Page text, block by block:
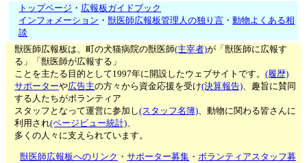
トップページ ・ 広報板ガイドブック
インフォメーション ・獣医師広報板管理人の独り言 ・動物よくある相
談
獣医師広報板は、町の犬猫病院の獣医師(主宰者)が「獣医師に広報す
る」「獣医師が広報する」
ことを主たる目的として1997年に開設したウェブサイトです。(履歴)
サポーターや広告主の方々から資金応援を受け(決算報告)、趣旨に賛同
する人たちがボランティア
スタッフとなって運営に参加し(スタッフ名簿)、動物に関わる皆さんに
利用され(ページビュー統計)、
多くの人々に支えられています。
獣医師広報板へのリンク ・サポーター募集 ・ボランティアスタッフ募